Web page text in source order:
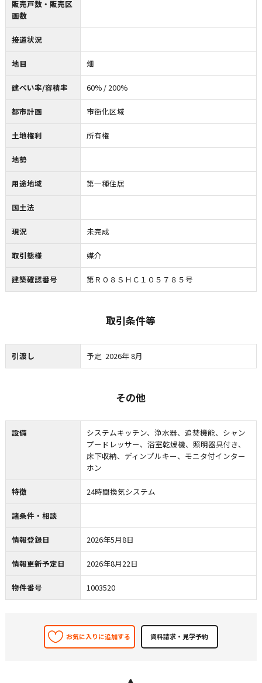
販売戸数・販売区
画数
接道状況
地目 畑
建ぺい率/容積率 60% / 200%
都市計画 市街化区域
土地権利 所有権
地勢
用途地域 第一種住居
国土法
現況 未完成
取引態様 媒介
建築確認番号 第Ｒ０８ＳＨＣ１０５７８５号
取引条件等
引渡し 予定 2026年 8月
その他
設備
システムキッチン、浄水器、追焚機能、シャン
プードレッサー、浴室乾燥機、照明器具付き、
床下収納、ディンプルキー、モニタ付インター
ホン
特徴 24時間換気システム
諸条件・相談
情報登録日 2026年5月8日
情報更新予定日 2026年8月22日
物件番号 1003520
お気に入りに追加する